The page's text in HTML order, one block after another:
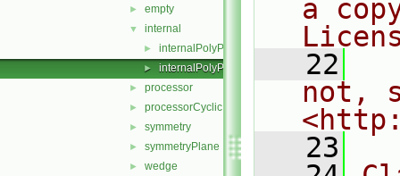
► empty
▼ internal
► internalPolyPatch.C
► internalPolyPatch.H
► processor
► processorCyclic
► symmetry
► symmetryPlane
► wedge
a
   22
not,
   23